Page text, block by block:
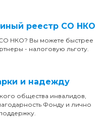
реестр СО НКО
НКО? Вы можете быстрее
- налоговую льготу.
и надежду
общества инвалидов,
Фонду и лично